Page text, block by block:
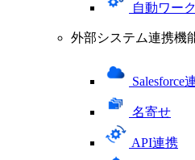
自動ワー
外部システム連携機
Salesforce
名寄せ
API連携